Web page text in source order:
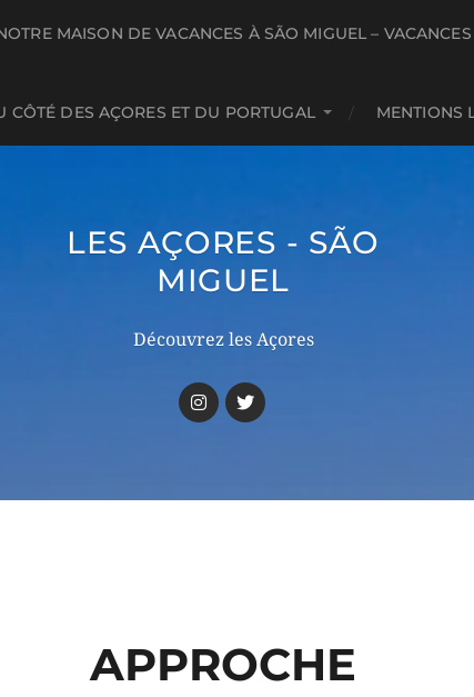
MAISON DE VACANCES À SÃO MIGUEL –
CÔTÉ DES AÇORES ET DU PORTUGAL MENTIONS
LES AÇORES - SÃO
MIGUEL
Découvrez les Açores
APPROCHE